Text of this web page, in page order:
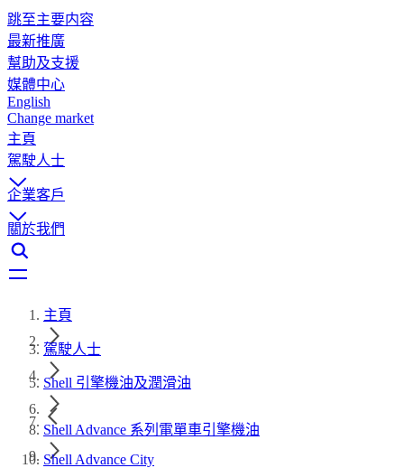
跳至主要内容
最新推廣
幫助及支援
媒體中心
English
Change market
主頁
駕駛人士
企業客戶
關於我們
主頁
駕駛人士
Shell 引擎機油及潤滑油
Shell Advance 系列電單車引擎機油
Shell Advance City